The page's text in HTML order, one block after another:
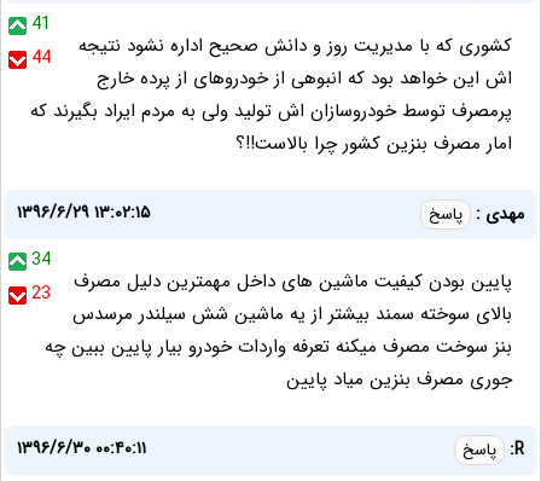
41
44
کشوری که با مدیریت روز و دانش صحیح اداره نشود نتیجه
اش این خواهد بود که انبوهی از خودروهای از پرده خارج
پرمصرف توسط خودروسازان اش تولید ولی به مردم ایراد بگیرند که
امار مصرف بنزین کشور چرا بالاست!!؟
مهدی : پاسخ
۱۳۹۶/۶/۲۹ ۱۳:۰۲:۱۵
34
23
پایین بودن کیفیت ماشین های داخل مهمترین دلیل مصرف
بالای سوخته سمند بیشتر از یه ماشین شش سیلندر مرسدس
بنز سوخت مصرف میکنه تعرفه واردات خودرو بیار پایین ببین چه
جوری مصرف بنزین میاد پایین
R: پاسخ
۱۳۹۶/۶/۳۰ ۰۰:۴۰:۱۱